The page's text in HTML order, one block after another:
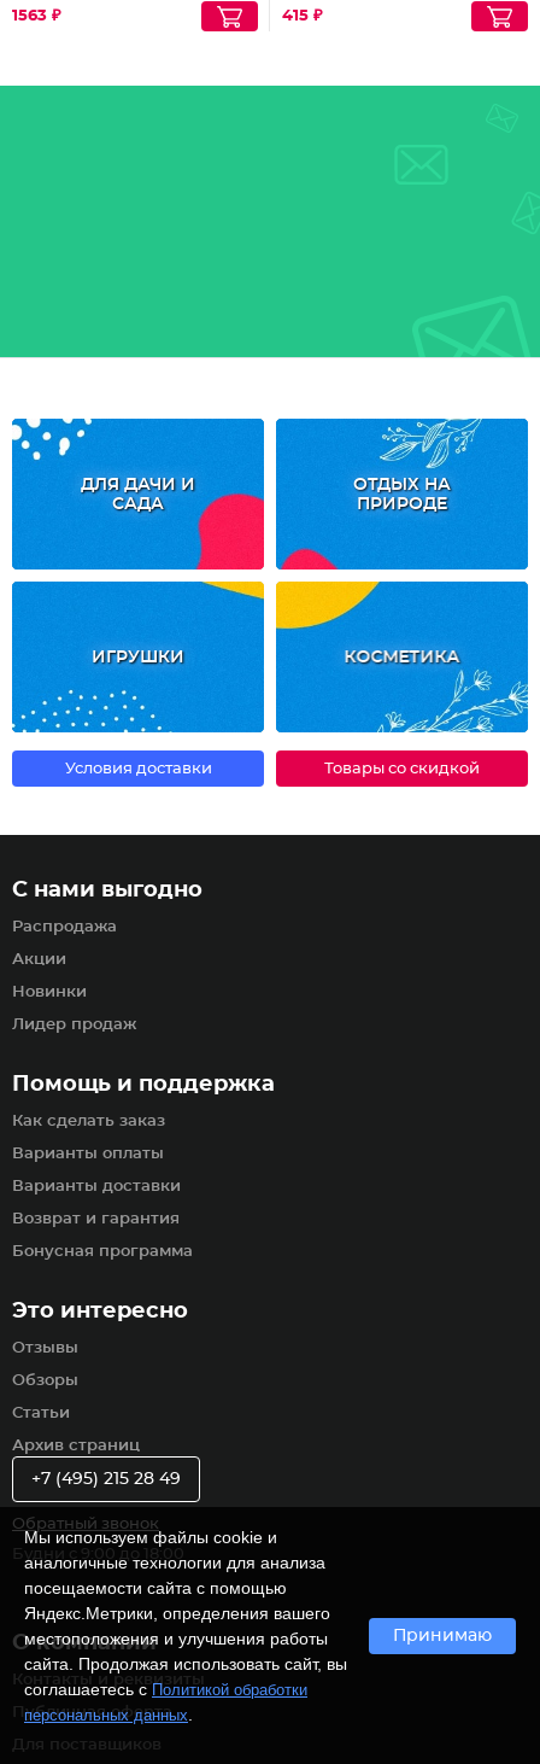
1563 ₽ 415 ₽
ДЛЯ ДАЧИ И
САДА
ОТДЫХ НА
ПРИРОДЕ
ИГРУШКИ КОСМЕТИКА
Условия доставки Товары со скидкой
Помощь и поддержка
Как сделать заказ
Варианты оплаты
Варианты доставки
Возврат и гарантия
Бонусная программа
С нами выгодно
Распродажа
Акции
Новинки
Лидер продаж
Это интересно
Отзывы
Обзоры
Статьи
Архив страниц
О компании
Контакты и реквизиты
Публичная оферта
Для поставщиков
+7 (495) 215 28 49
Обратный звонок
Будни с 9:00 до 18:00
Мы используем файлы cookie и
аналогичные технологии для анализа
посещаемости сайта с помощью
Яндекс.Метрики, определения вашего
местоположения и улучшения работы
сайта. Продолжая использовать сайт, вы
соглашаетесь сПолитикой обработки
персональных данных
Принимаю